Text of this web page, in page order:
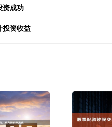
资成功
投资收益